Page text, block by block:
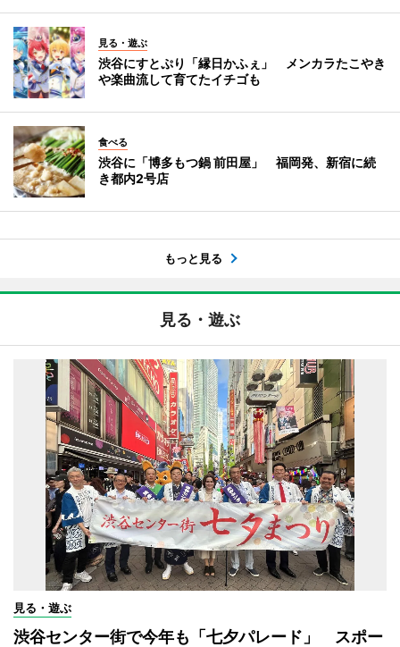
見る・遊ぶ
渋谷にすとぷり「縁日かふぇ」 メンカラたこやき
や楽曲流して育てたイチゴも
食べる
渋谷に「博多もつ鍋 前田屋」 福岡発、新宿に続
き都内2号店
もっと見る
見る・遊ぶ
見る・遊ぶ
渋谷センター街で今年も「七夕パレード」 スポー